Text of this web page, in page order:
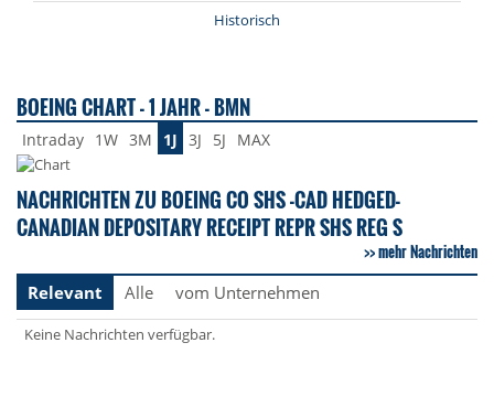
Historisch
BOEING CHART - 1 JAHR - BMN
Intraday 1W 3M 1J 3J 5J MAX
NACHRICHTEN ZU BOEING CO SHS -CAD HEDGED-
CANADIAN DEPOSITARY RECEIPT REPR SHS REG S
mehr Nachrichten
Relevant
Alle vom Unternehmen
Keine Nachrichten verfügbar.